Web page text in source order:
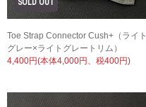
Toe Strap Connector Cush+（ライト
グレー×ライトグレートリム）
4,400円(本体4,000円、税400円)